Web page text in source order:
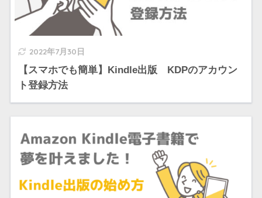
2022年7月30日
【スマホでも簡単】Kindle出版 KDPのアカウン
ト登録方法